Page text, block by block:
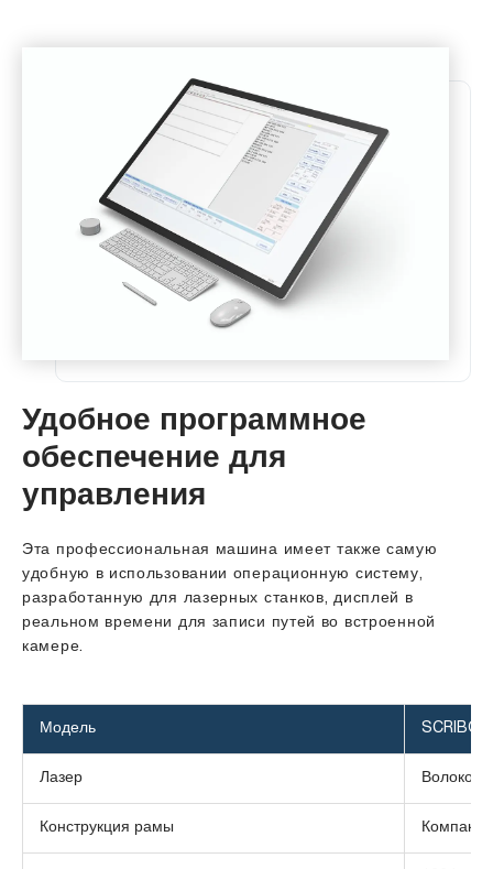
Удобное программное
обеспечение для
управления
Эта профессиональная машина имеет также самую
удобную в использовании операционную систему,
разработанную для лазерных станков, дисплей в
реальном времени для записи путей во встроенной
камере.
Модель SCRIBO-
Лазер
Конструкция рамы